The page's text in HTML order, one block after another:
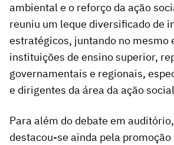
ambiental e o reforço da ação
reuniu um leque diversificado de
estratégicos, juntando no mesmo
instituições de ensino superior,
governamentais e regionais,
e dirigentes da área da ação
Para além do debate em
destacou-se ainda pela promoção